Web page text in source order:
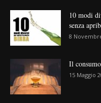
10 modi
senza
8
Il
15 Maggio